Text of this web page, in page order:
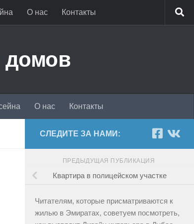
О нас Контакты
домов
О нас Контакты
СЛЕДИТЕ ЗА НАМИ:
ПРЕДЫДУЩАЯ ПУБЛИКАЦИЯ
Квартира в полицейском участке
Читателям, которые присматриваются к
жилью в Эмиратах, советуем посмотреть,